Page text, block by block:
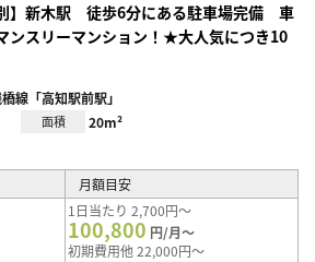
別】新木駅 徒歩6分にある駐車場完備 車
ンスリーマンション！★大人気につき10
線「高知駅前駅」
面積 20m²
月額目安
1日当たり 2,700円～
100,800 円/月～
初期費用他 22,000円～